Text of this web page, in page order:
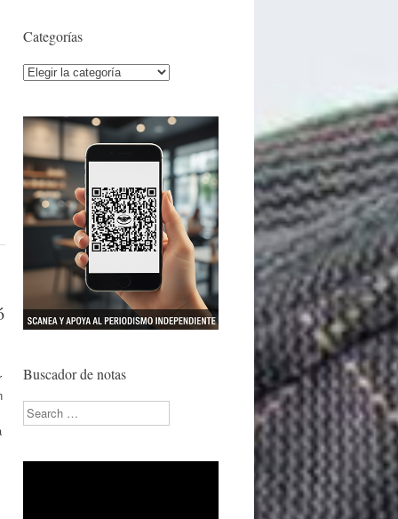
Categorías
Categorías
Buscador de notas
Search